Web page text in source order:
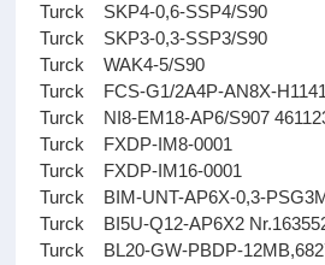
Turck SKP4-0,6-SSP4/S90
Turck SKP3-0,3-SSP3/S90
Turck WAK4-5/S90
Turck FCS-G1/2A4P-AN8X-
Turck NI8-EM18-AP6/S907
Turck FXDP-IM8-0001
Turck FXDP-IM16-0001
Turck BIM-UNT-AP6X-0,3-
Turck BI5U-Q12-AP6X2
Turck BL20-GW-PBDP-